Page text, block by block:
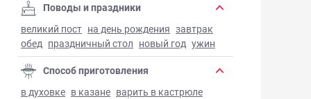
Поводы и праздники
великий пост на день рождения завтрак
обед праздничный стол новый год ужин
Способ приготовления
в духовке в казане варить в кастрюле